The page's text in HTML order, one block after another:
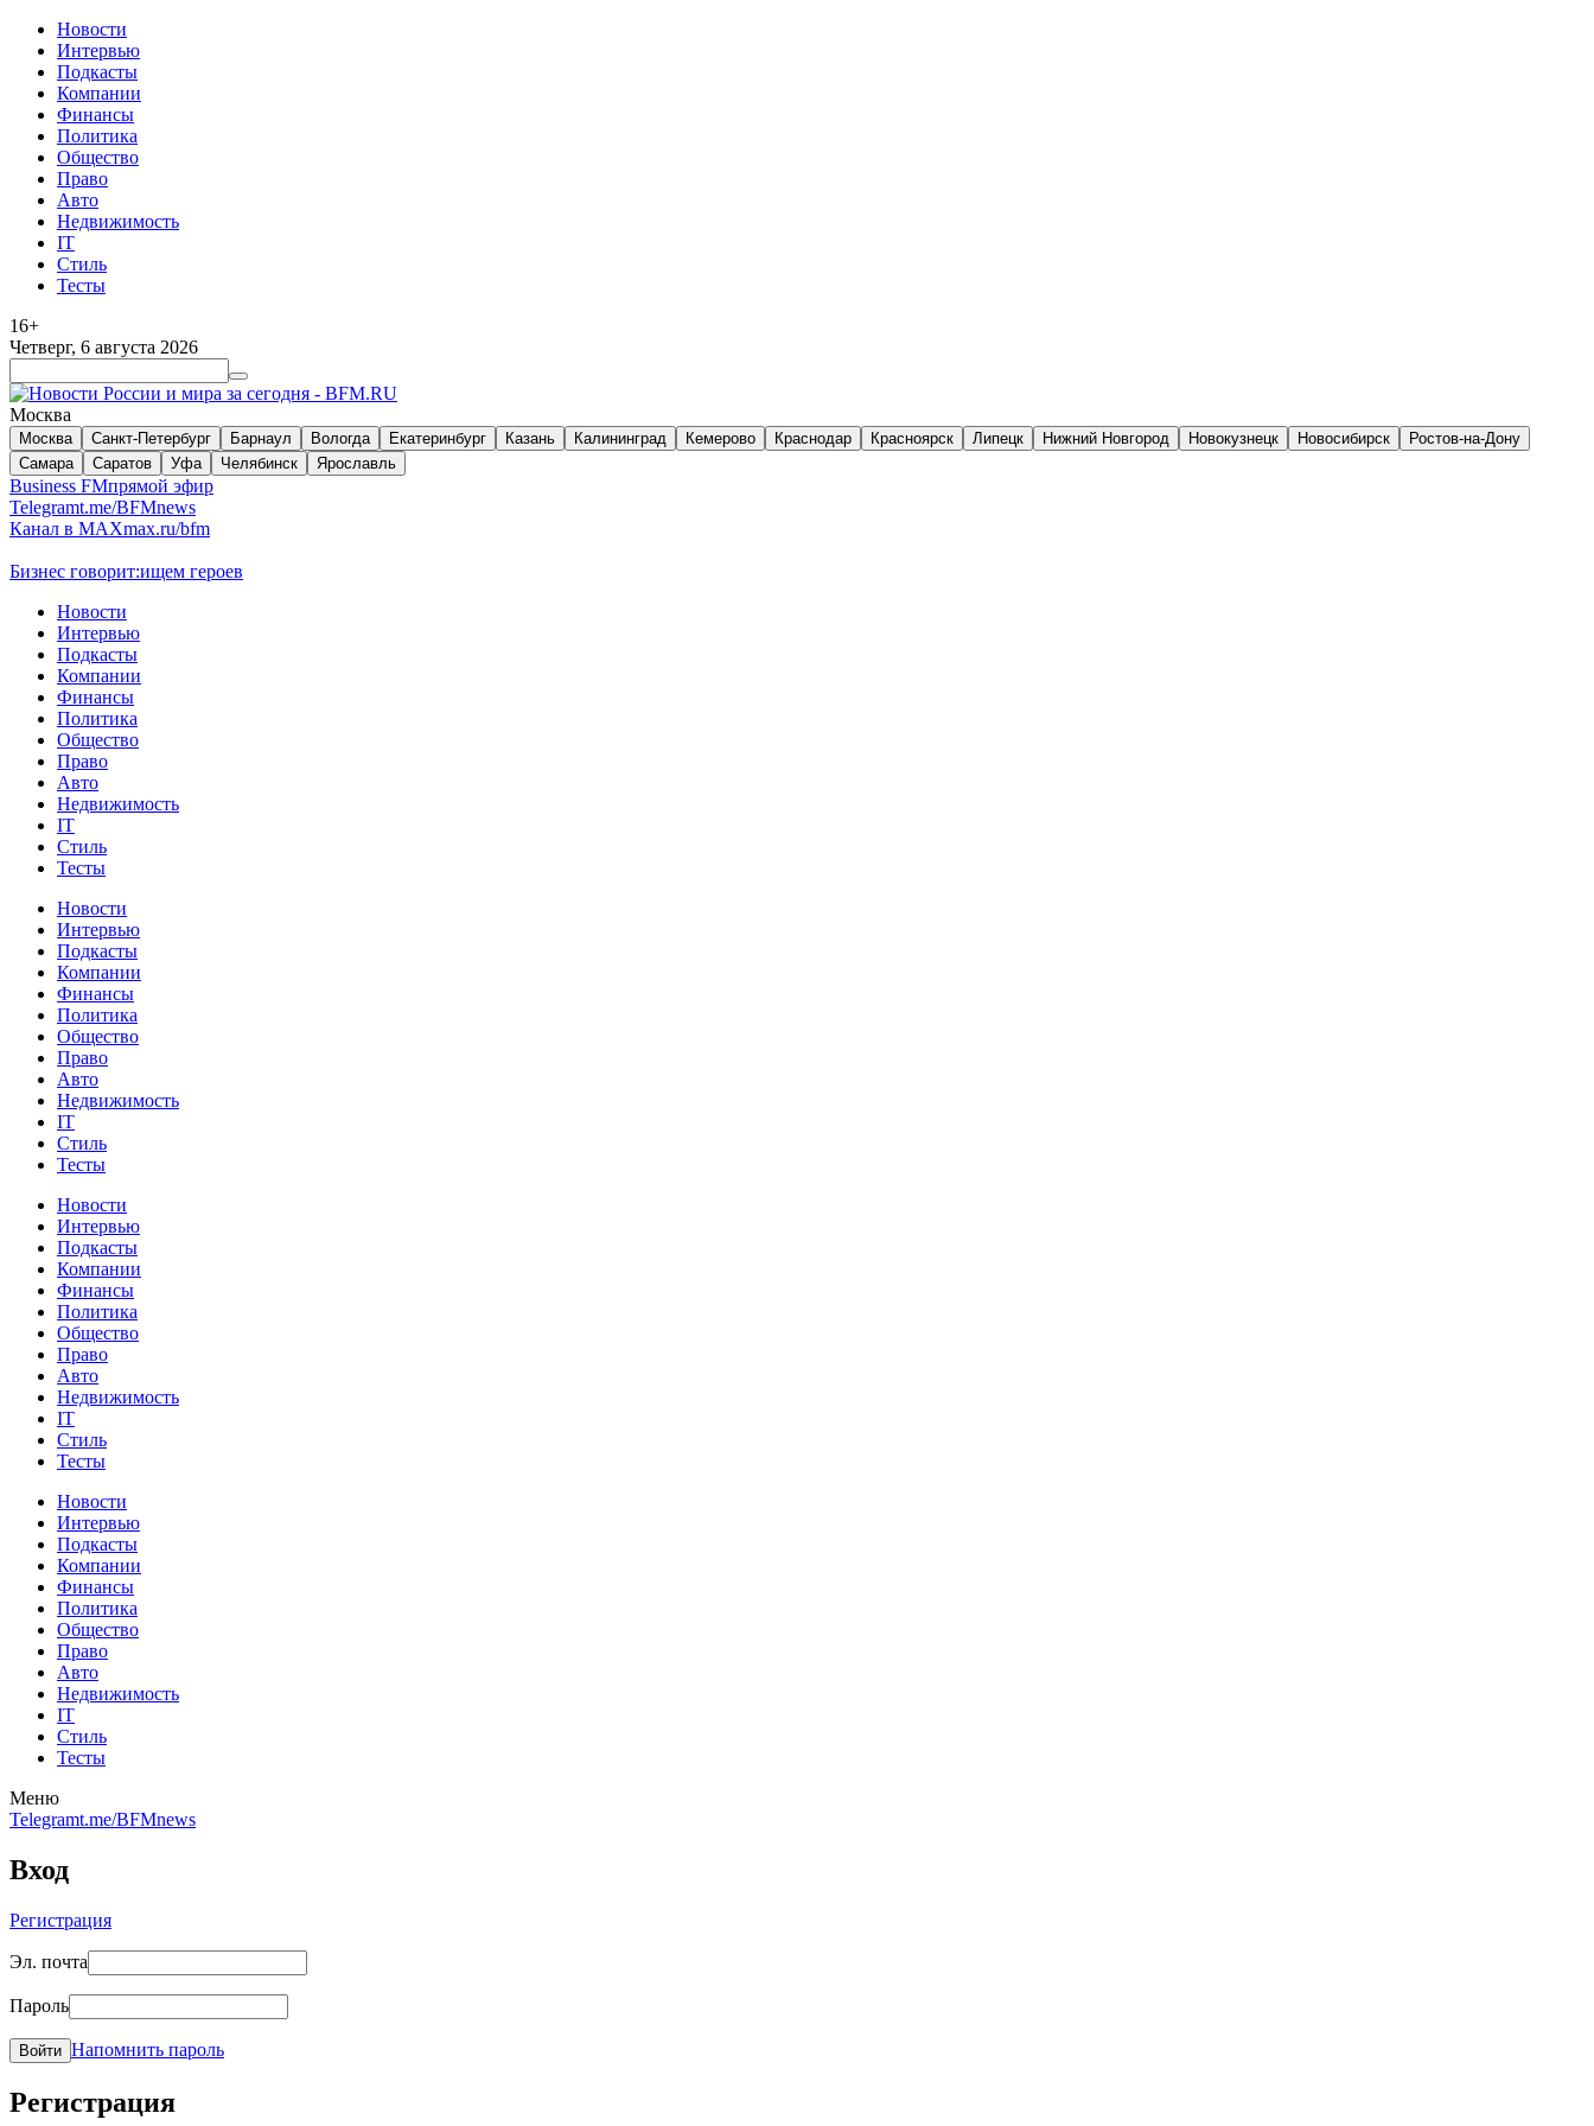
Новости
Интервью
Подкасты
Компании
Финансы
Политика
Общество
Право
Авто
Недвижимость
IT
Стиль
Тесты
16+
Четверг, 6 августа 2026
Москва
Москва Санкт-Петербург Барнаул Вологда Екатеринбург Казань Калининград Кемерово Краснодар Красноярск Липецк Нижний Новгород Новокузнецк Новосибирск
Ростов-на-Дону
Самара
Саратов Уфа Челябинск Ярославль
Business FMпрямой эфир
Telegramt.me/BFMnews
Канал в MAXmax.ru/bfm
Бизнес говорит:ищем героев
Новости
Интервью
Подкасты
Компании
Финансы
Политика
Общество
Право
Авто
Недвижимость
IT
Стиль
Тесты
Новости
Интервью
Подкасты
Компании
Финансы
Политика
Общество
Право
Авто
Недвижимость
IT
Стиль
Тесты
Новости
Интервью
Подкасты
Компании
Финансы
Политика
Общество
Право
Авто
Недвижимость
IT
Стиль
Тесты
Новости
Интервью
Подкасты
Компании
Финансы
Политика
Общество
Право
Авто
Недвижимость
IT
Стиль
Тесты
Меню
Telegramt.me/BFMnews
Вход
Регистрация
Эл. почта
Пароль
Войти Напомнить пароль
Регистрация